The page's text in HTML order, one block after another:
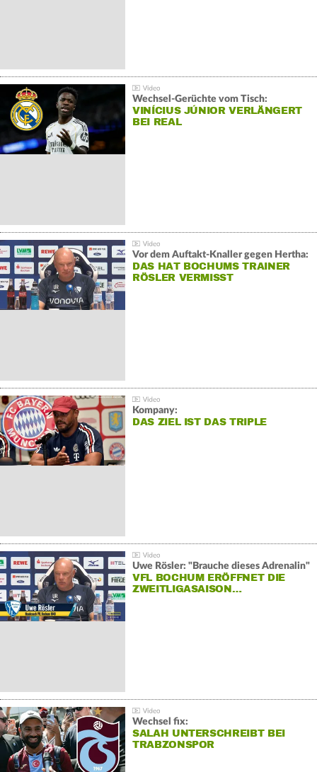
Wechsel-Gerüchte vom Tisch:
VINÍCIUS JÚNIOR VERLÄNGERT
BEI REAL
Vor dem Auftakt-Knaller gegen Hertha:
DAS HAT BOCHUMS TRAINER
RÖSLER VERMISST
Kompany:
DAS ZIEL IST DAS TRIPLE
Uwe Rösler: "Brauche dieses Adrenalin"
VFL BOCHUM ERÖFFNET DIE
ZWEITLIGASAISON…
Wechsel fix:
SALAH UNTERSCHREIBT BEI
TRABZONSPOR